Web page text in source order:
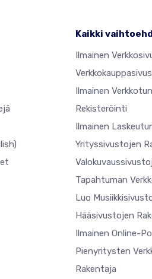
Kaikki
Ilmainen
Ilmainen
Rekisteröinti
Ilmainen
Yrityssivustojen
Tapahtuman
Luo
Hääsivustojen
Ilmainen Online-
Pienyritysten
Rakentaja